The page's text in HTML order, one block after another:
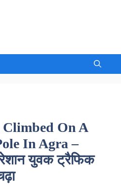
On A
In Agra –
युवक ट्रैफिक